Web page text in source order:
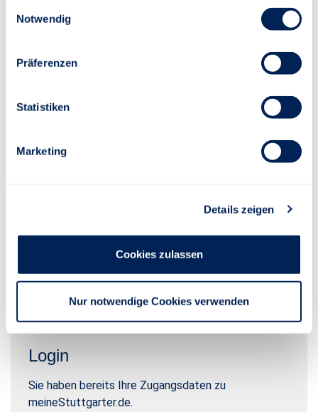
Notwendig
Präferenzen
Statistiken
Marketing
Details zeigen
Cookies zulassen
Nur notwendige Cookies verwenden
Registrierung
Ihren Zugang zum Kundenportal beantragen.
REGISTRIEREN
Sie haben den Aktivierungscode per Post erhalten
ZUGANG FREISCHALTEN
Login
Sie haben bereits Ihre Zugangsdaten zu
meineStuttgarter.de.